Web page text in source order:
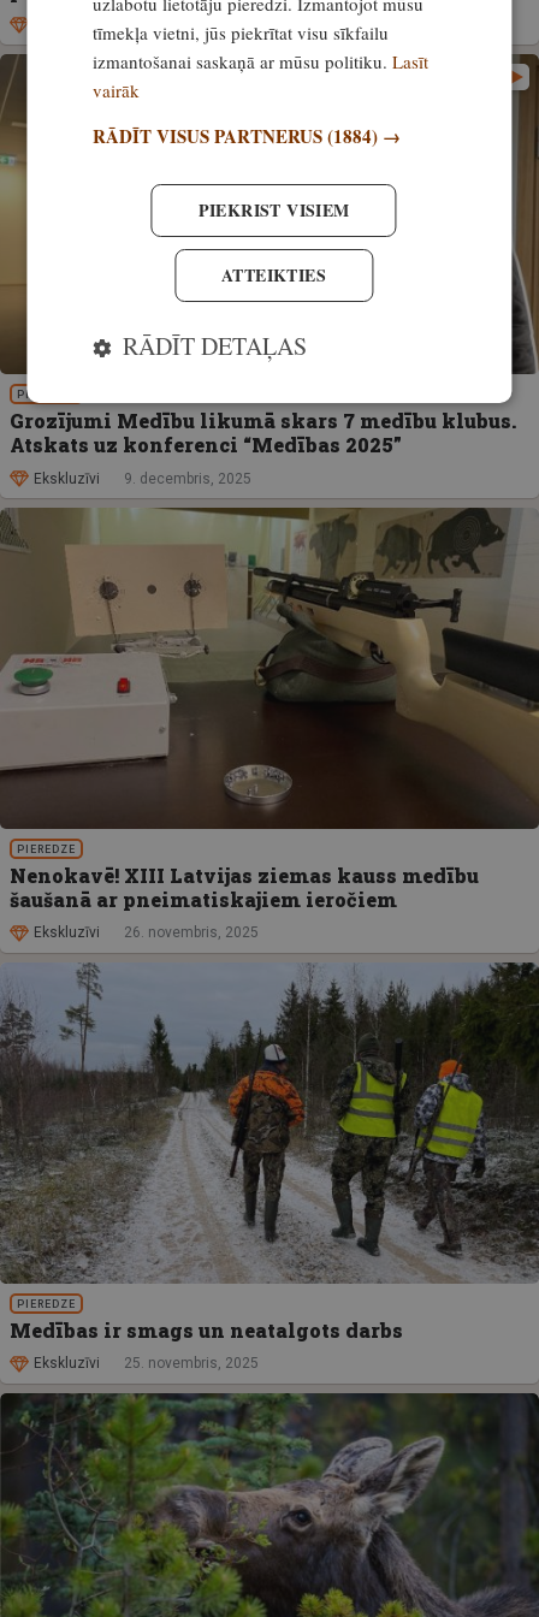
19. decembris, 2025
PIEREDZE
Grozījumi Medību likumā skars 7 medību klubus.
Atskats uz konferenci “Medības 2025”
Ekskluzīvi 9. decembris, 2025
PIEREDZE
Nenokavē! XIII Latvijas ziemas kauss medību
šaušanā ar pneimatiskajiem ieročiem
Ekskluzīvi 26. novembris, 2025
PIEREDZE
Medības ir smags un neatalgots darbs
Ekskluzīvi 25. novembris, 2025
tīmekļa vietni, jūs piekrītat visu sīkfailu
izmantošanai saskaņā ar mūsu politiku.Lasīt
vairāk
RĀDĪT VISUS PARTNERUS(1884) →
PIEKRIST VISIEM
ATTEIKTIES
RĀDĪT DETAĻAS